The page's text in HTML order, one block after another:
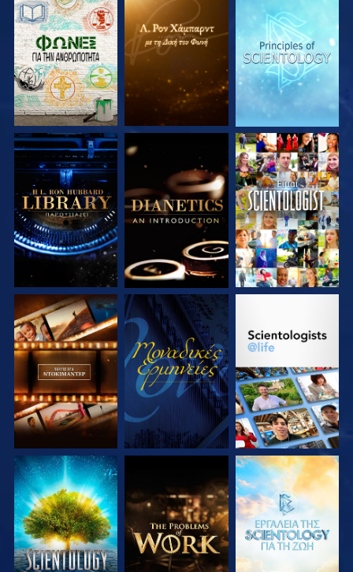
ΕΞΕΡΕΥΝΗΣΤΕ ΤΗ
ΣΕΙΡΑ
ΕΞΕΡΕΥΝΗΣΤΕ ΤΗ
ΣΕΙΡΑ
ΕΞΕΡΕΥΝΗΣΤΕ ΤΗ
ΣΕΙΡΑ
ΕΞΕΡΕΥΝΗΣΤΕ ΤΗ
ΣΕΙΡΑ
ΕΞΕΡΕΥΝΗΣΤΕ ΤΗ
ΣΕΙΡΑ
ΠΑΡΑΚΟΛΟΥΘΗΣΤΕ
ΕΞΕΡΕΥΝΗΣΤΕ ΤΗ
ΣΕΙΡΑ
ΠΑΡΑΚΟΛΟΥΘΗΣΤΕ
ΕΞΕΡΕΥΝΗΣΤΕ ΤΗ
ΕΞΕΡΕΥΝΗΣΤΕ ΤΗ
ΣΕΙΡΑ
ΕΞΕΡΕΥΝΗΣΤΕ ΤΗ
ΣΕΙΡΑ
ΕΞΕΡΕΥΝΗΣΤΕ ΤΗ
ΣΕΙΡΑ